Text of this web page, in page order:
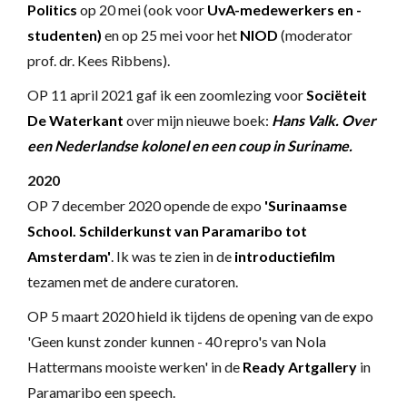
Politics op 20 mei (ook voor UvA-medewerkers en -
studenten) en op 25 mei voor het NIOD (moderator
prof. dr. Kees Ribbens).
OP 11 april 2021 gaf ik een zoomlezing voorSociëteit
De Waterkant over mijn nieuwe boek: Hans Valk. Over
een Nederlandse kolonel en een coup in Suriname.
2020
OP 7 december 2020 opende de expo 'Surinaamse
School. Schilderkunst van Paramaribo tot
Amsterdam'. Ik was te zien in de introductiefilm
tezamen met de andere curatoren.
OP 5 maart 2020 hield ik tijdens de opening van de expo
'Geen kunst zonder kunnen - 40 repro's van Nola
Hattermans mooiste werken' in de Ready Artgallery in
Paramaribo een speech.